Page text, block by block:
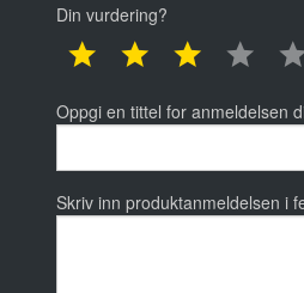
Din vurdering?
1 star 2 star 3 star 4
Oppgi en tittel for anmeldelsen
Skriv inn produktanmeldelsen i